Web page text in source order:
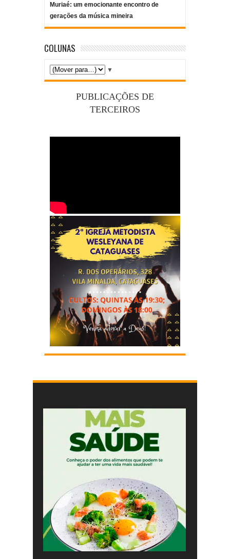
Muriaé: um emocionante encontro de
gerações da música mineira
COLUNAS
▼
PUBLICAÇÕES DE
TERCEIROS